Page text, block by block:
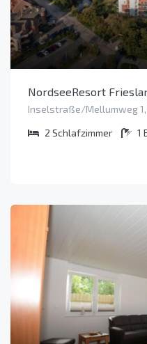
NordseeResort
Inselstraße/Mellumweg
2 Schlafzimmer 1